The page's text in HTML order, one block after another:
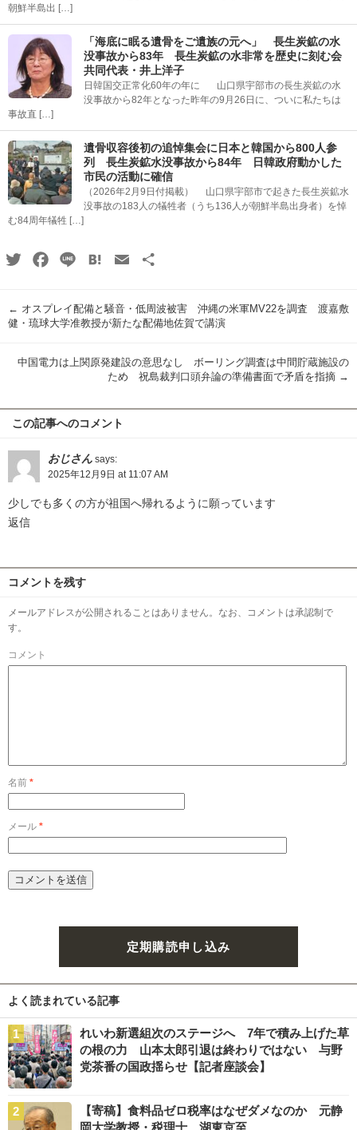
朝鮮半島出 […]
「海底に眠る遺骨をご遺族の元へ」 長生炭鉱の水
没事故から83年 長生炭鉱の水非常を歴史に刻む会
共同代表・井上洋子
日韓国交正常化60年の年に 山口県宇部市の長生炭鉱の水
没事故から82年となった昨年の9月26日に、ついに私たちは
事故直 […]
遺骨収容後初の追悼集会に日本と韓国から800人参
列 長生炭鉱水没事故から84年 日韓政府動かした
市民の活動に確信
（2026年2月9日付掲載） 山口県宇部市で起きた長生炭鉱水
没事故の183人の犠牲者（うち136人が朝鮮半島出身者）を悼
む84周年犠牲 […]
TwitterFacebook
Line HatenaEmail
← オスプレイ配備と騒音・低周波被害 沖縄の米軍MV22を調査 渡嘉敷
健・琉球大学准教授が新たな配備地佐賀で講演
中国電力は上関原発建設の意思なし ボーリング調査は中間貯蔵施設の
ため 祝島裁判口頭弁論の準備書面で矛盾を指摘 →
この記事へのコメント
おじさん says:
2025年12月9日 at 11:07 AM
少しでも多くの方が祖国へ帰れるように願っています
返信
コメントを残す
メールアドレスが公開されることはありません。なお、コメントは承認制で
す。
コメント
名前 *
メール *
定期購読申し込み
よく読まれている記事
れいわ新選組次のステージへ 7年で積み上げた草
の根の力 山本太郎引退は終わりではない 与野
党茶番の国政揺らせ【記者座談会】
【寄稿】食料品ゼロ税率はなぜダメなのか 元静